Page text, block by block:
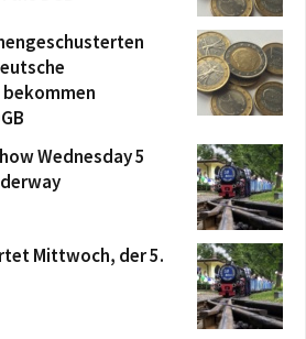
Wednesday 5
Mittwoch, der 5.